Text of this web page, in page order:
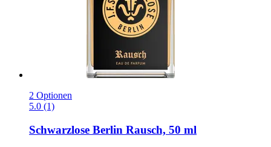
2 Optionen
5.0 (1)
Schwarzlose Berlin Rausch, 50 ml